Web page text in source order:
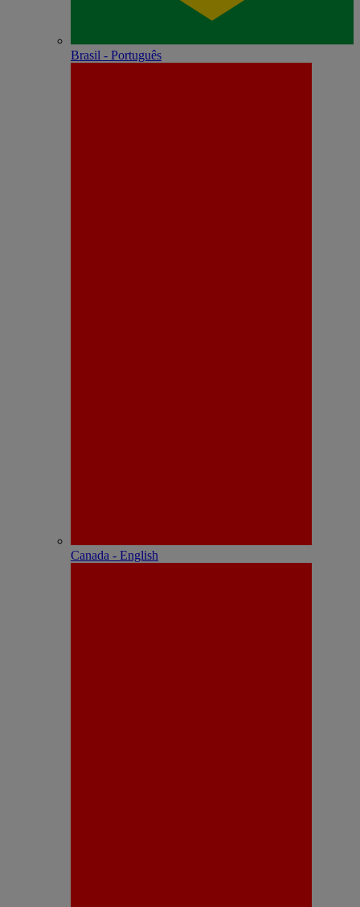
Brasil - Português
Canada - English